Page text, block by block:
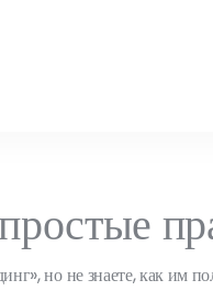
но не знаете, как им